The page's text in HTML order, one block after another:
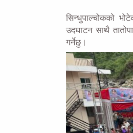
सिन्धुपाल्चोकको
उदघाटन साथै
गर्नेछु।